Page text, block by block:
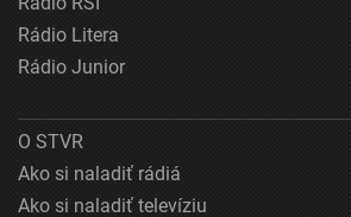
Rádio Litera
Rádio Junior
O STVR
Ako si naladiť rádiá
Ako si naladiť televíziu